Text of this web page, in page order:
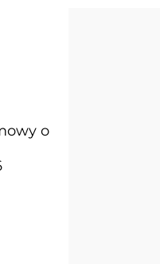
o